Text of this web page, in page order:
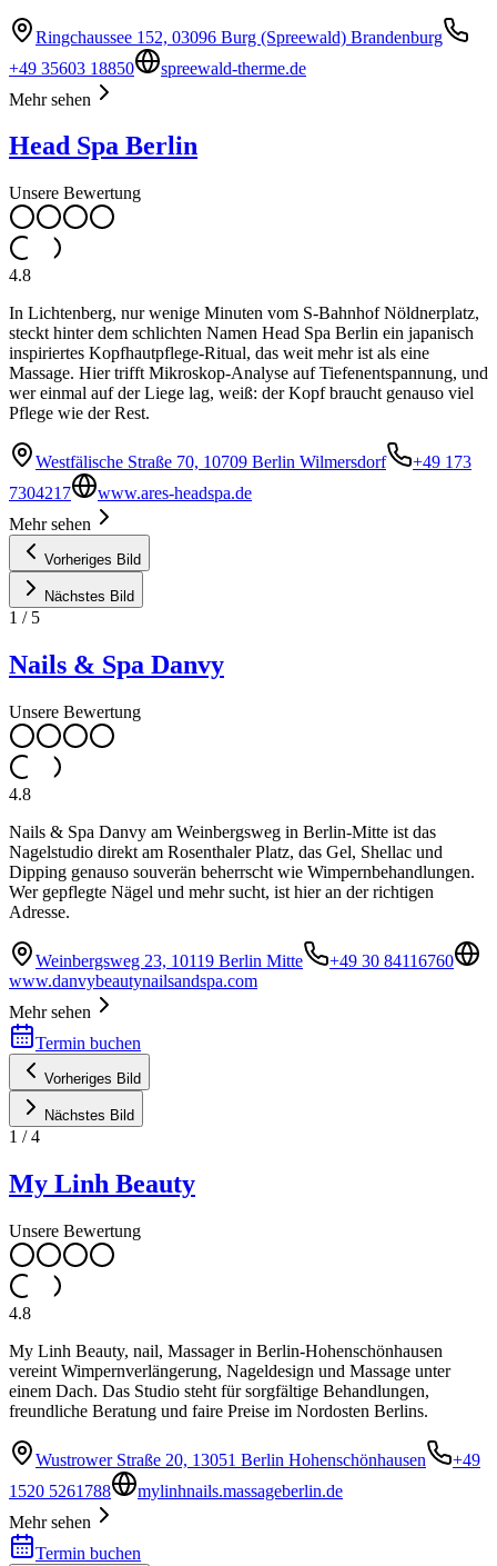
Ringchaussee 152, 03096 Burg (Spreewald) Brandenburg
+49 35603 18850
spreewald-therme.de
Mehr sehen
Head Spa Berlin
Unsere Bewertung
4.8
In Lichtenberg, nur wenige Minuten vom S-Bahnhof Nöldnerplatz,
steckt hinter dem schlichten Namen Head Spa Berlin ein japanisch
inspiriertes Kopfhautpflege-Ritual, das weit mehr ist als eine
Massage. Hier trifft Mikroskop-Analyse auf Tiefenentspannung, und
wer einmal auf der Liege lag, weiß: der Kopf braucht genauso viel
Pflege wie der Rest.
Westfälische Straße 70, 10709 Berlin Wilmersdorf
+49 173
7304217
www.ares-headspa.de
Mehr sehen
Vorheriges Bild
Nächstes Bild
1 / 5
Nails & Spa Danvy
Unsere Bewertung
4.8
Nails & Spa Danvy am Weinbergsweg in Berlin-Mitte ist das
Nagelstudio direkt am Rosenthaler Platz, das Gel, Shellac und
Dipping genauso souverän beherrscht wie Wimpernbehandlungen.
Wer gepflegte Nägel und mehr sucht, ist hier an der richtigen
Adresse.
Weinbergsweg 23, 10119 Berlin Mitte
+49 30 84116760
www.danvybeautynailsandspa.com
Mehr sehen
Termin buchen
Vorheriges Bild
Nächstes Bild
1 /4
My Linh Beauty
Unsere Bewertung
4.8
My Linh Beauty, nail, Massager in Berlin-Hohenschönhausen
vereint Wimpernverlängerung, Nageldesign und Massage unter
einem Dach. Das Studio steht für sorgfältige Behandlungen,
freundliche Beratung und faire Preise im Nordosten Berlins.
Wustrower Straße 20, 13051 Berlin Hohenschönhausen
+49
1520 5261788
mylinhnails.massageberlin.de
Mehr sehen
Termin buchen